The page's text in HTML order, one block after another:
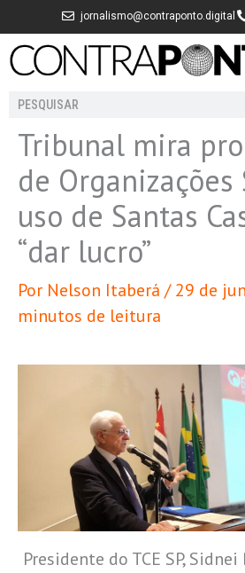
para
jornalismo@contraponto.digital
Pesquisar
Tribunal mira
de Organizações
uso de Santas
“dar lucro”
Por Nelson Itaberá /29 de
minutos de leitura
Presidente do TCE SP,